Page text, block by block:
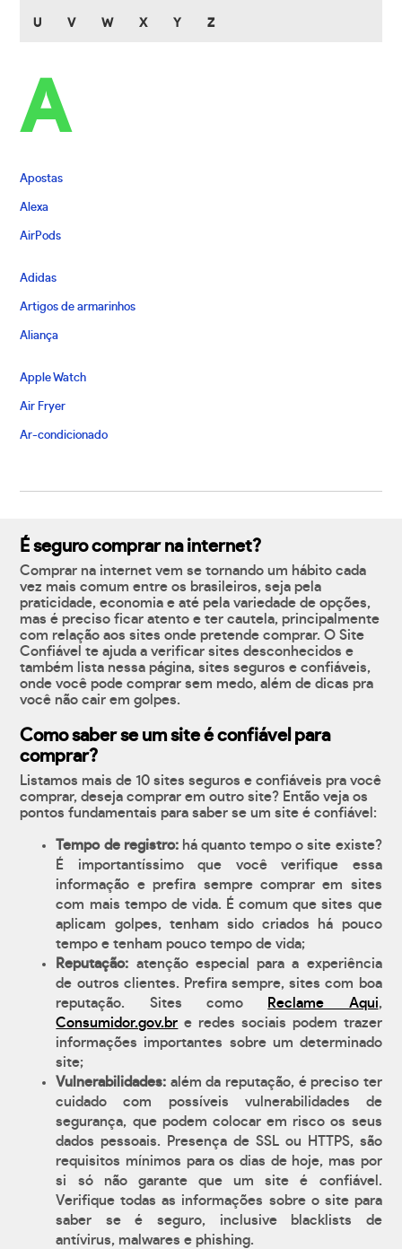
U V W X Y Z
A
Apostas
Alexa
AirPods
Adidas
Artigos de armarinhos
Aliança
Apple Watch
Air Fryer
Ar-condicionado
É seguro comprar na internet?
Comprar na internet vem se tornando um hábito cada
vez mais comum entre os brasileiros, seja pela
praticidade, economia e até pela variedade de opções,
mas é preciso ficar atento e ter cautela, principalmente
com relação aos sites onde pretende comprar. O Site
Confiável te ajuda a verificar sites desconhecidos e
também lista nessa página, sites seguros e confiáveis,
onde você pode comprar sem medo, além de dicas pra
você não cair em golpes.
Como saber se um site é confiável para
comprar?
Listamos mais de 10 sites seguros e confiáveis pra você
comprar, deseja comprar em outro site? Então veja os
pontos fundamentais para saber se um site é confiável:
Tempo de registro:há quanto tempo o site existe?
É importantíssimo que você verifique essa
informação e prefira sempre comprar em sites
com mais tempo de vida. É comum que sites que
aplicam golpes, tenham sido criados há pouco
tempo e tenham pouco tempo de vida;
Reputação: atenção especial para a experiência
de outros clientes. Prefira sempre, sites com boa
reputação. Sites como
Reclame Aqui,
Consumidor.gov.br e redes sociais podem trazer
informações importantes sobre um determinado
site;
Vulnerabilidades: além da reputação, é preciso ter
cuidado com possíveis vulnerabilidades de
segurança, que podem colocar em risco os seus
dados pessoais. Presença de SSL ou HTTPS, são
requisitos mínimos para os dias de hoje, mas por
si só não garante que um site é confiável.
Verifique todas as informações sobre o site para
saber se é seguro, inclusive blacklists de
antívirus, malwares e phishing.